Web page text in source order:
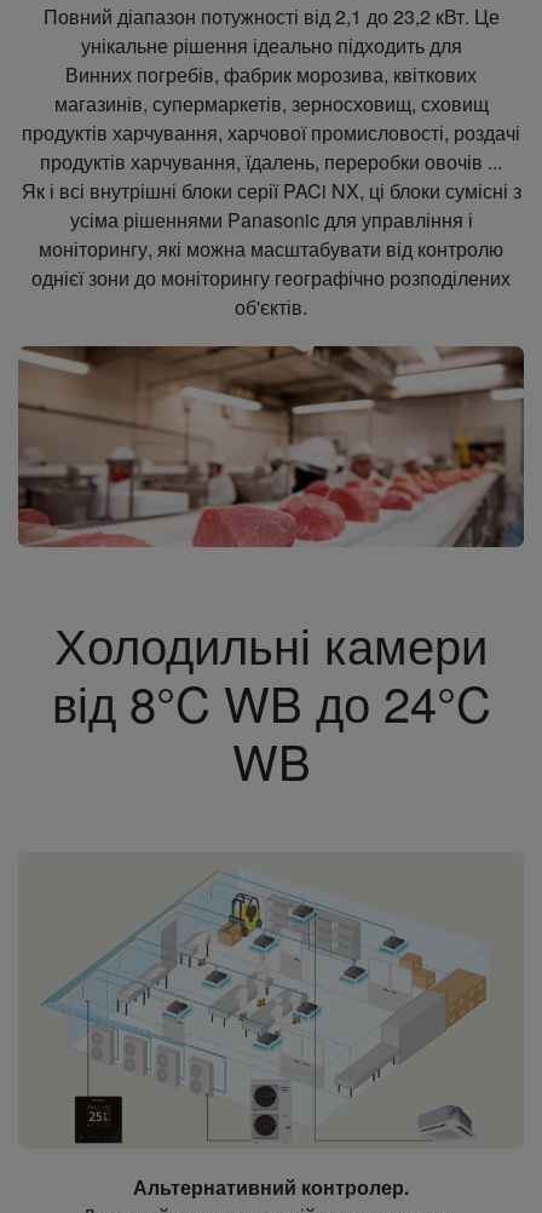
Повний діапазон потужності від 2,1 до 23,2 кВт. Це
унікальне рішення ідеально підходить для
Винних погребів, фабрик морозива, квіткових
магазинів, супермаркетів, зерносховищ, сховищ
продуктів харчування, харчової промисловості, роздачі
продуктів харчування, їдалень, переробки овочів ...
Як і всі внутрішні блоки серії PACi NX, ці блоки сумісні з
усіма рішеннями Panasonic для управління і
моніторингу, які можна масштабувати від контролю
однієї зони до моніторингу географічно розподілених
об'єктів.
Холодильні камери
від 8°C WB до 24°C
WB
Альтернативний контролер.